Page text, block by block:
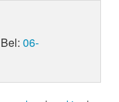
Bel:06-